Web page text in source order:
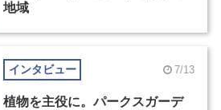
地域
インタビュー 7/13
植物を主役に。パークスガーデ